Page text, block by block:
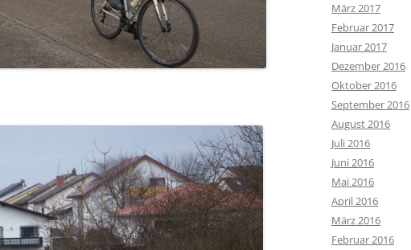
März 2017
Februar 2017
Januar 2017
Dezember 2016
Oktober 2016
September 2016
August 2016
Juli 2016
Juni 2016
Mai 2016
April 2016
März 2016
Februar 2016